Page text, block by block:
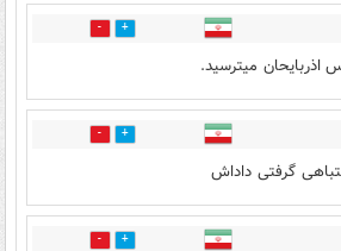
16
اذربایحان میترسید.
5
گرفتی داداش
12